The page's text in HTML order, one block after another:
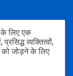
लिए एक
व्यक्तित्वों,
जोड़ने के लिए